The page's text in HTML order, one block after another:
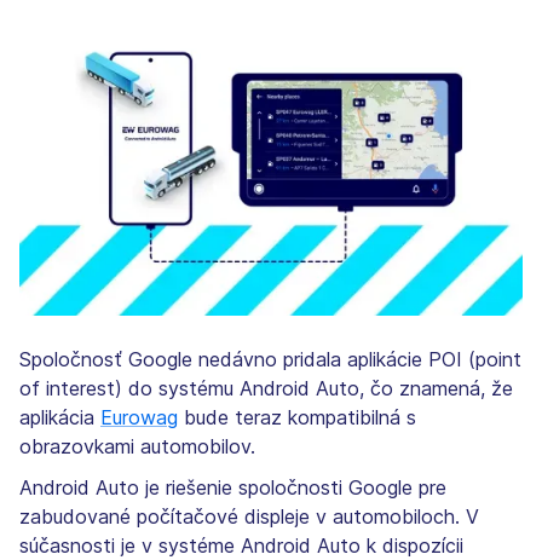
Spoločnosť Google nedávno pridala aplikácie POI (point
of interest) do systému Android Auto, čo znamená, že
aplikácia Eurowag bude teraz kompatibilná s
obrazovkami automobilov.
Android Auto je riešenie spoločnosti Google pre
zabudované počítačové displeje v automobiloch. V
súčasnosti je v systéme Android Auto k dispozícii